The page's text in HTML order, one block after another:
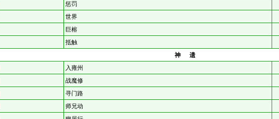
惩罚
世界
巨榕
抵触
神遗
入雍州
战魔修
寻门路
师兄动